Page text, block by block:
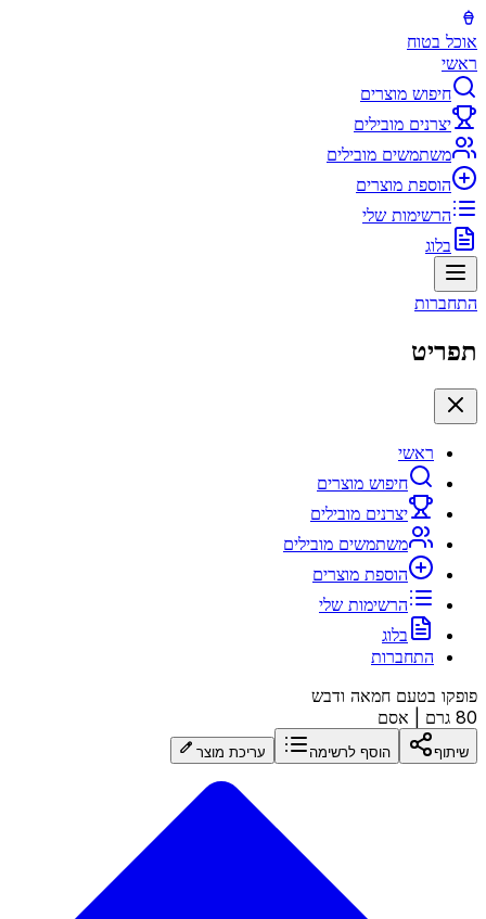
אוכל בטוח
ראשי
חיפוש מוצרים
יצרנים מובילים
משתמשים מובילים
הוספת מוצרים
הרשימות שלי
בלוג
התחברות
תפריט
ראשי
חיפוש מוצרים
יצרנים מובילים
משתמשים מובילים
הוספת מוצרים
הרשימות שלי
בלוג
התחברות
פופקו בטעם חמאה ודבש
80 גרם
אסם
שיתוף הוסף לרשימה עריכת מוצר